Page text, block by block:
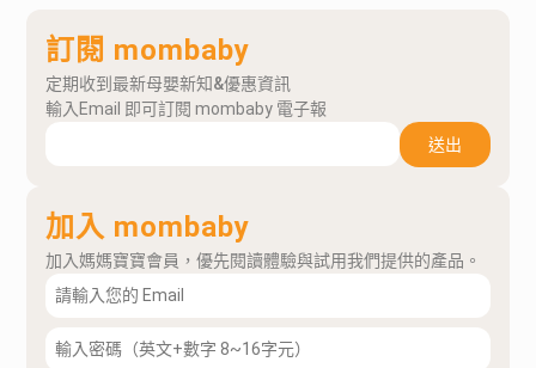
訂閱 mombaby
定期收到最新母嬰新知&優惠資訊
輸入Email 即可訂閱 mombaby 電子報
送出
加入 mombaby
加入媽媽寶寶會員，優先閱讀體驗與試用我們提供的產品。